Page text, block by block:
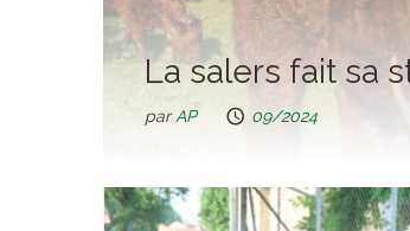
La salers fait sa
parAP 09/2024